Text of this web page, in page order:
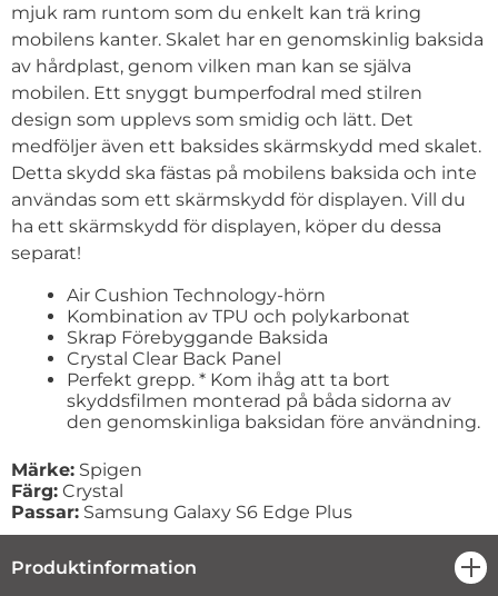
mjuk ram runtom som du enkelt kan trä kring
mobilens kanter. Skalet har en genomskinlig baksida
av hårdplast, genom vilken man kan se själva
mobilen. Ett snyggt bumperfodral med stilren
design som upplevs som smidig och lätt. Det
medföljer även ett baksides skärmskydd med skalet.
Detta skydd ska fästas på mobilens baksida och inte
användas som ett skärmskydd för displayen. Vill du
ha ett skärmskydd för displayen, köper du dessa
separat!
Air Cushion Technology-hörn
Kombination av TPU och polykarbonat
Skrap Förebyggande Baksida
Crystal Clear Back Panel
Perfekt grepp. * Kom ihåg att ta bort
skyddsfilmen monterad på båda sidorna av
den genomskinliga baksidan före användning.
Märke: Spigen
Färg: Crystal
Passar: Samsung Galaxy S6 Edge Plus
Produktinformation